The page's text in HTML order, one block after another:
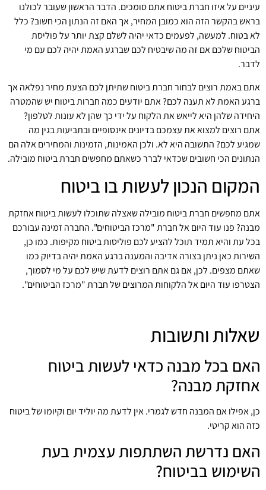
עיניים על איזו חברת ביטוח אתם סומכים. הדבר הראשון שעובר לכולנו
בראש בהקשר הזה הוא כמובן המחיר, אך האם זה הנתון הכי חשוב? כלל
לא בטוח. למעשה, לפעמים כדאי יהיה לשלם קצת יותר על פוליסת
הביטוח שלכם אם זה מה שיבטיח לכם שברגע האמת יהיה לכם עם מי
לדבר.
אתם באמת רוצים לבחור חברת ביטוח שתיתן לכם הצעת מחיר נפלאה אך
ברגע האמת לא תענה לכם? אתם יודעים כמה חברות ביטוח יש שהמטרה
היחידה שלהן היא לייאש את הלקוח על ידי כך שהן לא עונות לטלפון?
אתם רוצים למצוא את עצמכם בדיונים אינסופיים ובתביעות בגין מה
שמגיע לכם? התשובה היא לא. ולכן האמינות, הזמינות והמחירים אלה הם
הנתונים הכי חשובים שכדאי לברר כשאתם מחפשים חברת ביטוח מובילה.
המקום הנכון לעשות בו ביטוח
אתם מחפשים חברת ביטוח מובילה שאצלה שתוכלו לעשות ביטוח אחזקת
מבנה? פנו עוד היום אל חברת "מרכז הביטוחים". החברה זמינה עבורכם
בכל עת והיא תמיד תוכל להציע לכם פוליסות ביטוח מקיפות. כמו כן,
השירות כאן ניתן בצורה אדיבה והמענה ברגע האמת יהיה בדיוק כמו
שאתם מצפים. לכן, אם גם אתם רוצים לדעת שיש לכם על מי לסמוך,
הצטרפו עוד היום אל הלקוחות המרוצים של חברת "מרכז הביטוחים".
שאלות ותשובות
האם בכל מבנה כדאי לעשות ביטוח
אחזקת מבנה?
כן, אפילו אם המבנה חדש לגמרי. אין לדעת מה יוליד יום וקיומו של ביטוח
כזה הוא קריטי.
האם נדרשת השתתפות עצמית בעת
השימוש בביטוח?